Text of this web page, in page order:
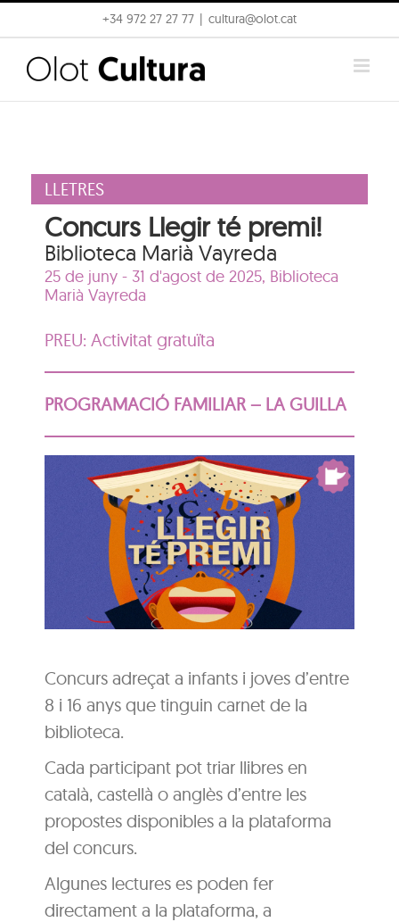
to
content
+34 972 27 27 77 cultura@olot.cat
LLETRES
Concurs Llegir té premi!
Biblioteca Marià Vayreda
25 de juny - 31 d'agost de 2025, Biblioteca
Marià Vayreda
PREU: Activitat gratuïta
PROGRAMACIÓ FAMILIAR – LA GUILLA
Concurs adreçat a infants i joves d’entre
8 i 16 anys que tinguin carnet de la
biblioteca.
Cada participant pot triar llibres en
català, castellà o anglès d’entre les
propostes disponibles a la plataforma
del concurs.
Algunes lectures es poden fer
directament a la plataforma, a